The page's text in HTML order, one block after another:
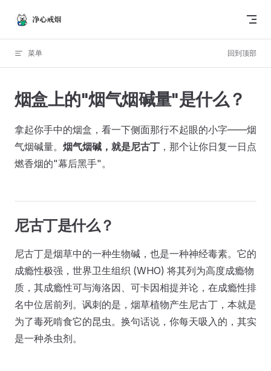
跳转到内容
菜单 回到顶部
烟盒上的"烟气烟碱量"是什么？
拿起你手中的烟盒，看一下侧面那行不起眼的小字——烟
气烟碱量。 烟气烟碱，就是尼古丁 ，那个让你日复一日点
燃香烟的"幕后黑手"。
尼古丁是什么？
尼古丁是烟草中的一种生物碱，也是一种神经毒素。它的
成瘾性极强，世界卫生组织 (WHO) 将其列为高度成瘾物
质，其成瘾性可与海洛因、可卡因相提并论，在成瘾性排
名中位居前列。讽刺的是，烟草植物产生尼古丁，本就是
为了毒死啃食它的昆虫。换句话说，你每天吸入的，其实
是一种杀虫剂。